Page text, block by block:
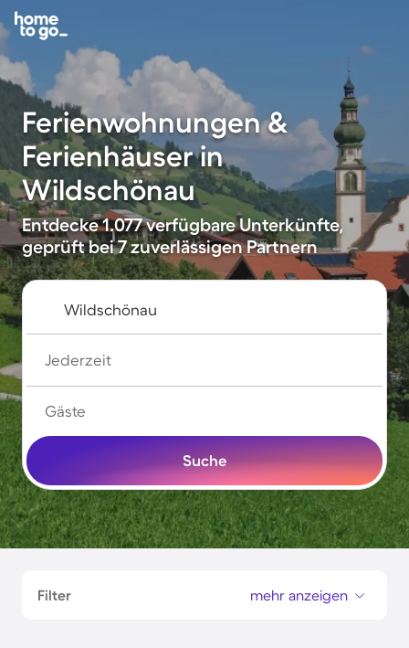
Ferienwohnungen &
Ferienhäuser in
Wildschönau
Entdecke 1.077 verfügbare Unterkünfte,
geprüft bei 7 zuverlässigen Partnern
Jederzeit
Gäste
Suche
Filter mehr anzeigen